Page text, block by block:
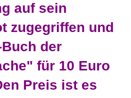
auf sein
zugegriffen und
der
für 10 Euro
Preis ist es